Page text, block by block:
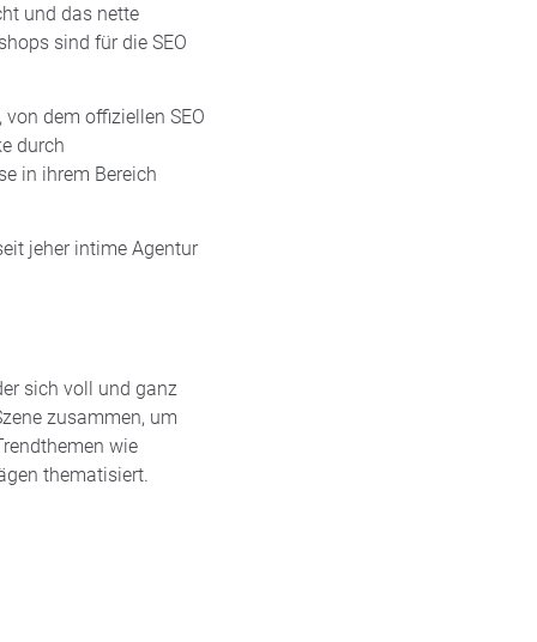
und das nette
sind für die SEO
dem offiziellen SEO
durch
in ihrem Bereich
jeher intime Agentur
sich voll und ganz
zusammen, um
wie
thematisiert.